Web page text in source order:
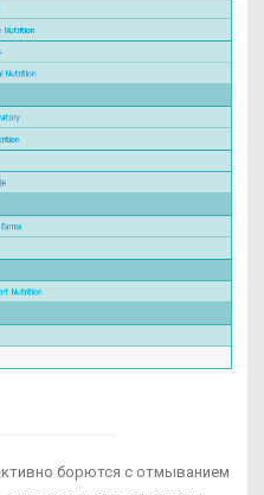
борются с отмыванием